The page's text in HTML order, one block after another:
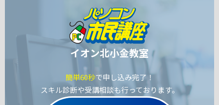
イオン北小金教室
簡単60秒で申し込み完了！
スキル診断や受講相談も行っております。